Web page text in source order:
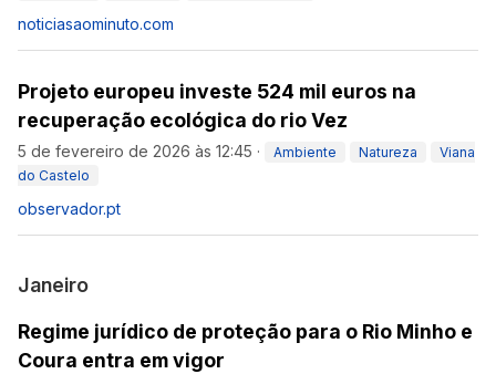
noticiasaominuto.com
Projeto europeu investe 524 mil euros na
recuperação ecológica do rio Vez
5 de fevereiro de 2026 às 12:45 · Ambiente Natureza
Viana
do Castelo
observador.pt
Janeiro
Regime jurídico de proteção para o Rio Minho e
Coura entra em vigor